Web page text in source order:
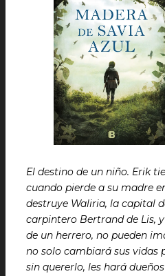
El destino de un niño. Erik
cuando pierde a su madre
destruye Waliria, la capital
carpintero Bertrand de Lis,
de un herrero, no pueden
no solo cambiará sus vidas
sin quererlo, les hará